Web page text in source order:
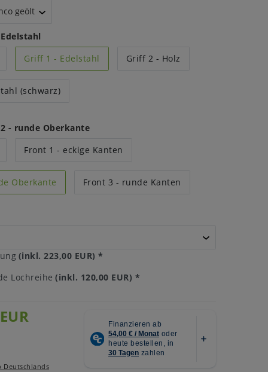
Griff 1 - Edelstahl Griff 2 - Holz
(schwarz)
- runde Oberkante
Front 1 - eckige Kanten
Oberkante Front 3 - runde Kanten
(inkl. 223,00 EUR) *
Lochreihe (inkl. 120,00 EUR) *
Deutschlands